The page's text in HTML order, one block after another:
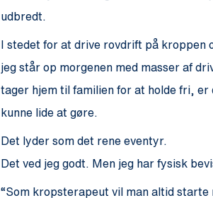
udbredt.
I stedet for at drive rovdrift på
jeg står op morgenen med masser af
tager hjem til familien for at holde fri, er
kunne lide at gøre.
Det lyder som det rene eventyr.
Det ved jeg godt. Men jeg har fysisk
“Som kropsterapeut vil man altid